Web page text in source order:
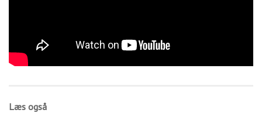
Læs også